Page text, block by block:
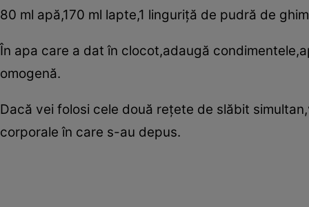
80 ml apă,170 ml lapte,1 linguriţă de pudră de
În apa care a dat în clocot,adaugă
omogenă.
Dacă vei folosi cele două reţete de slăbit
corporale în care s-au depus.